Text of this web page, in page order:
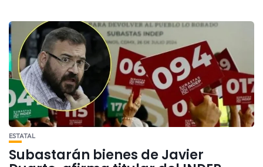
ESTATAL
Subastarán bienes de Javier